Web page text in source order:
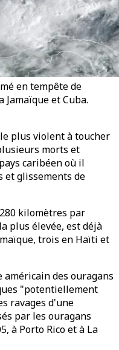
en tempête de
Jamaïque et Cuba.
plus violent à toucher
morts et
caribéen où il
et glissements de
kilomètres par
plus élevée, est déjà
trois en Haïti et
des ouragans
"potentiellement
ravages d'une
par les ouragans
à Porto Rico et à La